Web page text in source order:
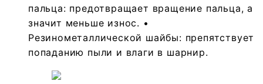
пальца: предотвращает вращение пальца, а
значит меньше износ. •
Резинометаллической шайбы: препятствует
попаданию пыли и влаги в шарнир.